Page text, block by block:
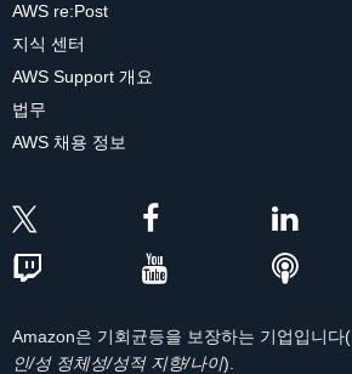
AWS re:Post
지식 센터
AWS Support 개요
법무
AWS 채용 정보
Amazon은 기회균등을 보장하는 기업입니다(
인/성 정체성/성적 지향/나이).